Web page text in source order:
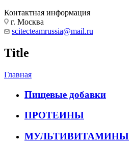
Контактная информация
г. Москва
scitecteamrussia@mail.ru
Title
Главная
Пищевые добавки
ПРОТЕИНЫ
МУЛЬТИВИТАМИНЫ